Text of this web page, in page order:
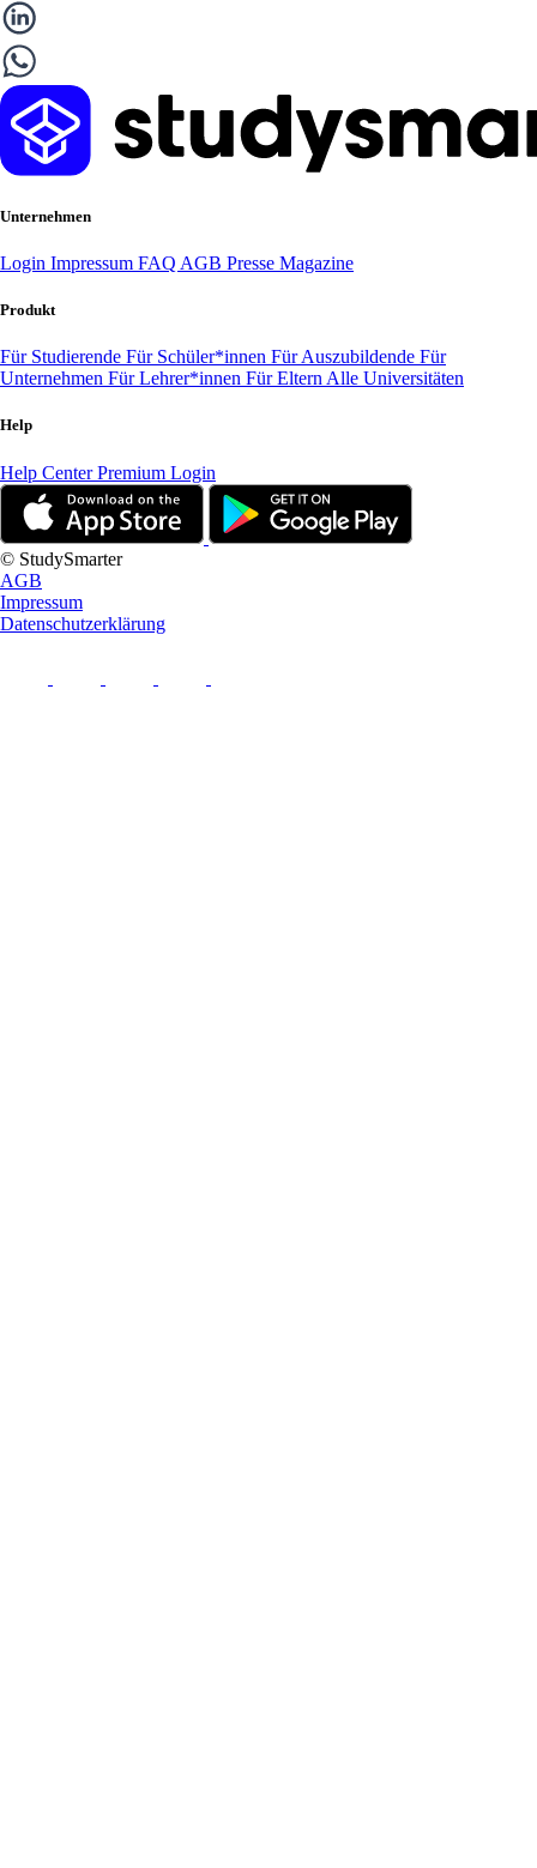
Unternehmen
Login Impressum FAQ AGB Presse Magazine
Produkt
Für Studierende Für Schüler*innen Für Auszubildende Für
Unternehmen Für Lehrer*innen Für Eltern Alle Universitäten
Help
Help CenterPremium Login
© StudySmarter
AGB
Impressum
Datenschutzerklärung